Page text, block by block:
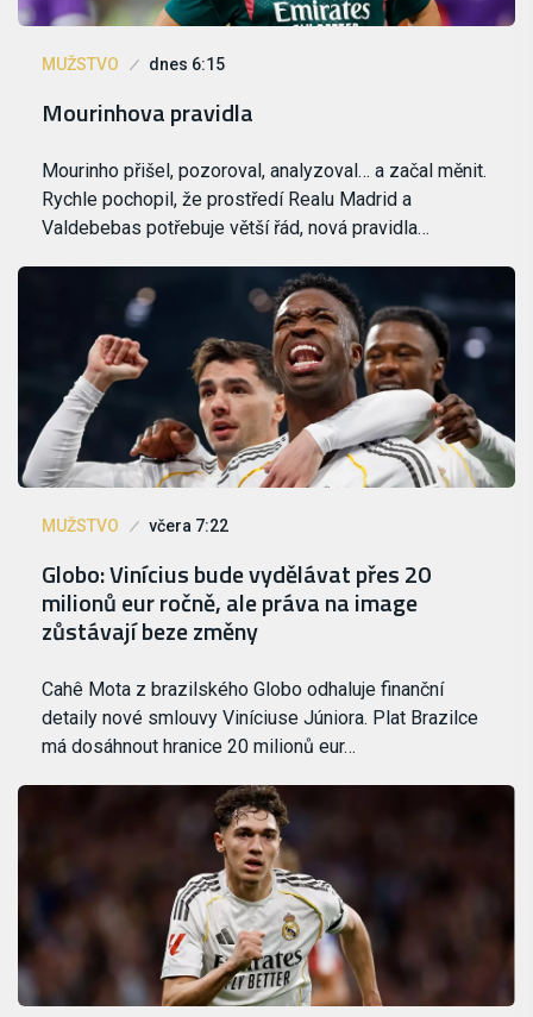
MUŽSTVO dnes 6:15
Mourinhova pravidla
Mourinho přišel, pozoroval, analyzoval… a začal měnit.
Rychle pochopil, že prostředí Realu Madrid a
Valdebebas potřebuje větší řád, nová pravidla…
MUŽSTVO včera 7:22
Globo: Vinícius bude vydělávat přes 20
milionů eur ročně, ale práva na image
zůstávají beze změny
Cahê Mota z brazilského Globo odhaluje finanční
detaily nové smlouvy Viníciuse Júniora. Plat Brazilce
má dosáhnout hranice 20 milionů eur…